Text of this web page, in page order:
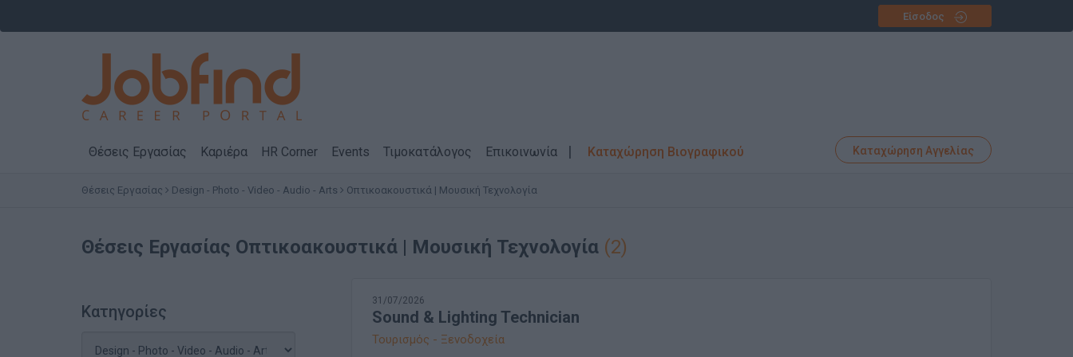
Είσοδος
Θέσεις Εργασίας Καριέρα HR Corner Events Τιμοκατάλογος Επικοινωνία Καταχώρηση Βιογραφικού Καταχώρηση Αγγελίας
Θέσεις Εργασίας Design - Photo - Video - Audio - Arts Οπτικοακουστικά | Μουσική Τεχνολογία
Θέσεις Εργασίας Οπτικοακουστικά | Μουσική Τεχνολογία (2)
Κατηγορίες
31/07/2026
Sound & Lighting Technician
Τουρισμός - Ξενοδοχεία